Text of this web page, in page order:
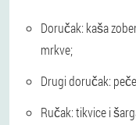
Doručak: kaša
mrkve;
Drugi doručak:
Ručak: tikvice i